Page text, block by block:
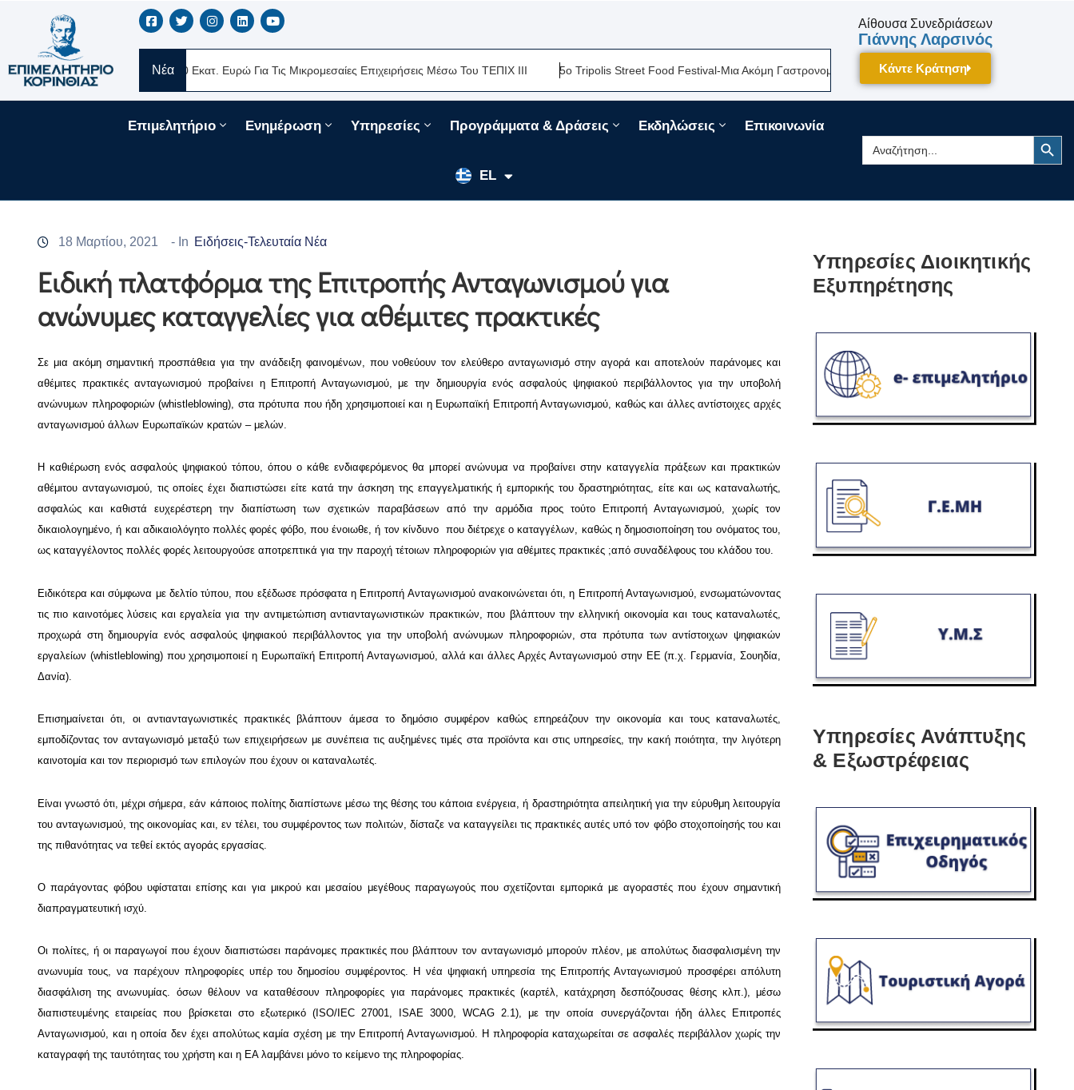
Νέα
Ελλάς Νέα Δάνεια 330 Εκατ. Ευρώ Για Τις Μικρομεσαίες Επιχειρήσεις Μέσω Του ΤΕΠΙΧ ΙΙΙ 5ο Tripolis Street Food Festival-Μια Ακόμη Γαστρονομική Γιορτή Της Πελοποννήσου Δίνει Ραντεβού Τον
Αίθουσα Συνεδριάσεων
Γιάννης Λαρσινός
Κάντε Κράτηση
Επιμελητήριο Ενημέρωση Υπηρεσίες Προγράμματα & Δράσεις Εκδηλώσεις Επικοινωνία
EL
EN
FR
Search
for:
Search Button
18 Μαρτίου, 2021 - In Ειδήσεις-Τελευταία Νέα
Ειδική πλατφόρμα της Επιτροπής Ανταγωνισμού για
ανώνυμες καταγγελίες για αθέμιτες πρακτικές
Σε μια ακόμη σημαντική προσπάθεια για την ανάδειξη φαινομένων, που νοθεύουν τον ελεύθερο ανταγωνισμό στην αγορά και αποτελούν παράνομες και
αθέμιτες πρακτικές ανταγωνισμού προβαίνει η Επιτροπή Ανταγωνισμού, με την δημιουργία ενός ασφαλούς ψηφιακού περιβάλλοντος για την υποβολή
ανώνυμων πληροφοριών (whistleblowing), στα πρότυπα που ήδη χρησιμοποιεί και η Ευρωπαϊκή Επιτροπή Ανταγωνισμού, καθώς και άλλες αντίστοιχες αρχές
ανταγωνισμού άλλων Ευρωπαϊκών κρατών – μελών.
Η καθιέρωση ενός ασφαλούς ψηφιακού τόπου, όπου ο κάθε ενδιαφερόμενος θα μπορεί ανώνυμα να προβαίνει στην καταγγελία πράξεων και πρακτικών
αθέμιτου ανταγωνισμού, τις οποίες έχει διαπιστώσει είτε κατά την άσκηση της επαγγελματικής ή εμπορικής του δραστηριότητας, είτε και ως καταναλωτής,
ασφαλώς και καθιστά ευχερέστερη την διαπίστωση των σχετικών παραβάσεων από την αρμόδια προς τούτο Επιτροπή Ανταγωνισμού, χωρίς τον
δικαιολογημένο, ή και αδικαιολόγητο πολλές φορές φόβο, που ένοιωθε, ή τον κίνδυνο που διέτρεχε ο καταγγέλων, καθώς η δημοσιοποίηση του ονόματος του,
ως καταγγέλοντος πολλές φορές λειτουργούσε αποτρεπτικά για την παροχή τέτοιων πληροφοριών για αθέμιτες πρακτικές ;από συναδέλφους του κλάδου του.
Ειδικότερα και σύμφωνα με δελτίο τύπου, που εξέδωσε πρόσφατα η Επιτροπή Ανταγωνισμού ανακοινώνεται ότι, η Επιτροπή Ανταγωνισμού, ενσωματώνοντας
τις πιο καινοτόμες λύσεις και εργαλεία για την αντιμετώπιση αντιανταγωνιστικών πρακτικών, που βλάπτουν την ελληνική οικονομία και τους καταναλωτές,
προχωρά στη δημιουργία ενός ασφαλούς ψηφιακού περιβάλλοντος για την υποβολή ανώνυμων πληροφοριών, στα πρότυπα των αντίστοιχων ψηφιακών
εργαλείων (whistleblowing) που χρησιμοποιεί η Ευρωπαϊκή Επιτροπή Ανταγωνισμού, αλλά και άλλες Αρχές Ανταγωνισμού στην ΕΕ (π.χ. Γερμανία, Σουηδία,
Δανία).
Επισημαίνεται ότι, οι αντιανταγωνιστικές πρακτικές βλάπτουν άμεσα το δημόσιο συμφέρον καθώς επηρεάζουν την οικονομία και τους καταναλωτές,
εμποδίζοντας τον ανταγωνισμό μεταξύ των επιχειρήσεων με συνέπεια τις αυξημένες τιμές στα προϊόντα και στις υπηρεσίες, την κακή ποιότητα, την λιγότερη
καινοτομία και τον περιορισμό των επιλογών που έχουν οι καταναλωτές.
Είναι γνωστό ότι, μέχρι σήμερα, εάν κάποιος πολίτης διαπίστωνε μέσω της θέσης του κάποια ενέργεια, ή δραστηριότητα απειλητική για την εύρυθμη λειτουργία
του ανταγωνισμού, της οικονομίας και, εν τέλει, του συμφέροντος των πολιτών, δίσταζε να καταγγείλει τις πρακτικές αυτές υπό τον φόβο στοχοποίησής του και
της πιθανότητας να τεθεί εκτός αγοράς εργασίας.
Ο παράγοντας φόβου υφίσταται επίσης και για μικρού και μεσαίου μεγέθους παραγωγούς που σχετίζονται εμπορικά με αγοραστές που έχουν σημαντική
διαπραγματευτική ισχύ.
Οι πολίτες, ή οι παραγωγοί που έχουν διαπιστώσει παράνομες πρακτικές που βλάπτουν τον ανταγωνισμό μπορούν πλέον, με απολύτως διασφαλισμένη την
ανωνυμία τους, να παρέχουν πληροφορίες υπέρ του δημοσίου συμφέροντος. Η νέα ψηφιακή υπηρεσία της Επιτροπής Ανταγωνισμού προσφέρει απόλυτη
διασφάλιση της ανωνυμίας. όσων θέλουν να καταθέσουν πληροφορίες για παράνομες πρακτικές (καρτέλ, κατάχρηση δεσπόζουσας θέσης κλπ.), μέσω
διαπιστευμένης εταιρείας που βρίσκεται στο εξωτερικό (ISO/IEC 27001, ISAE 3000, WCAG 2.1), με την οποία συνεργάζονται ήδη άλλες Επιτροπές
Ανταγωνισμού, και η οποία δεν έχει απολύτως καμία σχέση με την Επιτροπή Ανταγωνισμού. Η πληροφορία καταχωρείται σε ασφαλές περιβάλλον χωρίς την
καταγραφή της ταυτότητας του χρήστη και η ΕΑ λαμβάνει μόνο το κείμενο της πληροφορίας.
Υπηρεσίες Διοικητικής
Εξυπηρέτησης
Υπηρεσίες Ανάπτυξης
& Εξωστρέφειας